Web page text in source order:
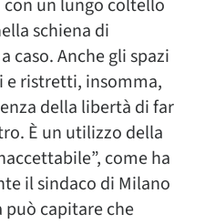
con un lungo coltello
schiena di
caso. Anche gli spazi
ristretti, insomma,
della libertà di far
È un utilizzo della
come ha
il sindaco di Milano
può capitare che